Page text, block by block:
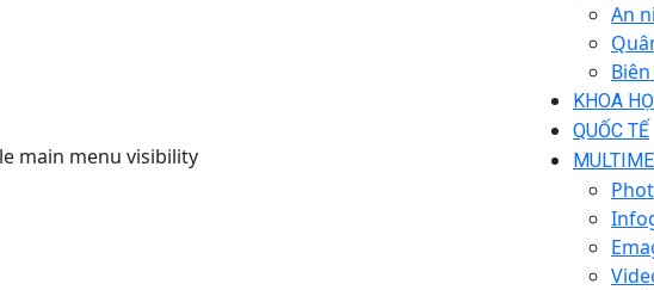
main menu visibility
An
KHOA
QUỐC TẾ